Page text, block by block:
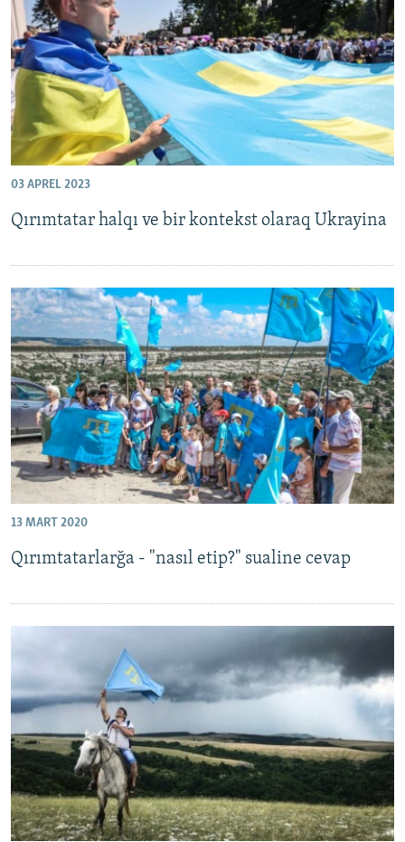
Русский
Українською
QOŞULIÑIZ!
03 APREL 2023
Qırımtatar halqı ve bir kontekst olaraq Ukrayina
13 MART 2020
Qırımtatarlarğa - "nasıl etip?" sualine cevap